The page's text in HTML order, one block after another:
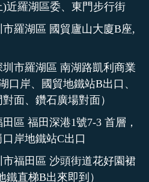
近羅湖區委、東門步行街
羅湖區 國貿廬山大廈B座,
市羅湖區 南湖路凱利商業
口岸、國貿地鐵站B出口、
面、鑽石廣場對面）
區 福田深港1號7-3 首層，
岸地鐵站C出口
福田區 沙頭街道花好園裙
鐵直梯B出來即到）